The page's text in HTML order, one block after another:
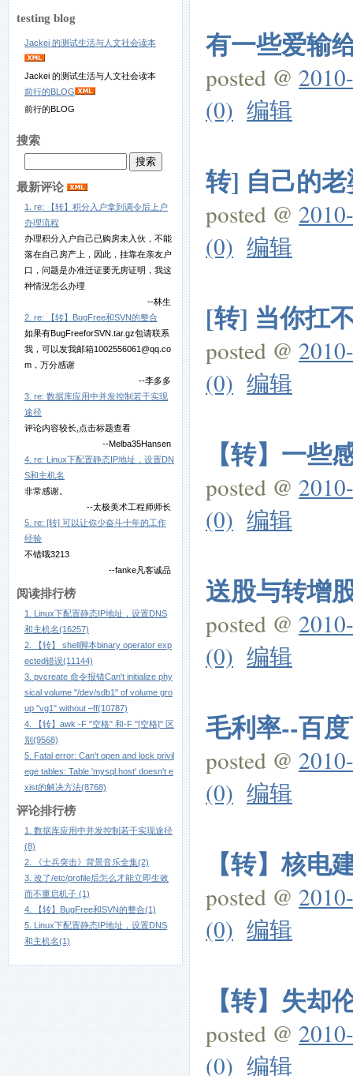
testing blog
Jackei 的测试生活与人文社会读本
Jackei 的测试生活与人文社会读本
前行的BLOG
前行的BLOG
搜索
最新评论
1. re: 【转】积分入户拿到调令后上户
办理流程
办理积分入户自己已购房未入伙，不能
落在自己房产上，因此，挂靠在亲友户
口，问题是办准迁证要无房证明，我这
种情況怎么办理
--林生
2. re: 【转】BugFree和SVN的整合
如果有BugFreeforSVN.tar.gz包请联系
我，可以发我邮箱1002556061@qq.co
m，万分感谢
--李多多
3. re: 数据库应用中并发控制若干实现
途径
评论内容较长,点击标题查看
--Melba35Hansen
4. re: Linux下配置静态IP地址，设置DN
S和主机名
非常感谢。
--太极美术工程师师长
5. re: [转] 可以让你少奋斗十年的工作
经验
不错哦3213
--fanke凡客诚品
阅读排行榜
1. Linux下配置静态IP地址，设置DNS
和主机名(16257)
2. 【转】 shell脚本binary operator exp
ected错误(11144)
3. pvcreate 命令报错Can't initialize phy
sical volume "/dev/sdb1" of volume gro
up "vg1" without –ff(10787)
4. 【转】awk -F "空格" 和-F "[空格]" 区
别(9568)
5. Fatal error: Can't open and lock privil
ege tables: Table 'mysql.host' doesn't e
xist的解决方法(8768)
评论排行榜
1. 数据库应用中并发控制若干实现途径
(8)
2. 《士兵突击》背景音乐全集(2)
3. 改了/etc/profile后怎么才能立即生效
而不重启机子 (1)
4. 【转】BugFree和SVN的整合(1)
5. Linux下配置静态IP地址，设置DNS
和主机名(1)
有一些爱输
posted @
(0) 编辑
转] 自己的
posted @
(0) 编辑
[转] 当你扛
posted @
(0) 编辑
【转】一些
posted @
(0) 编辑
送股与转增
posted @
(0) 编辑
毛利率--百
posted @
(0) 编辑
【转】核电
posted @
(0) 编辑
【转】失却
posted @
(0) 编辑